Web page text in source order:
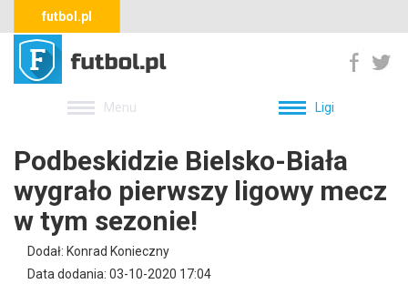
futbol.pl
Menu Ligi
Podbeskidzie Bielsko-Biała
wygrało pierwszy ligowy mecz
w tym sezonie!
Dodał: Konrad Konieczny
Data dodania: 03-10-2020 17:04